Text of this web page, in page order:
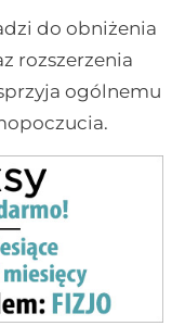
do obniżenia
rozszerzenia
ogólnemu